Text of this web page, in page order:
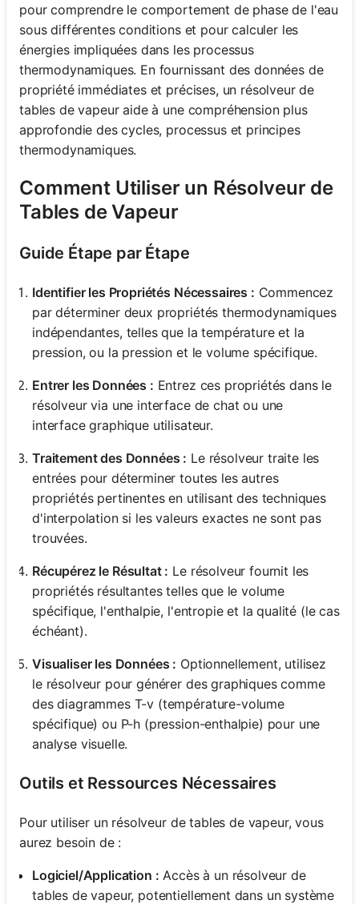
pour comprendre le comportement de phase de l'eau
sous différentes conditions et pour calculer les
énergies impliquées dans les processus
thermodynamiques. En fournissant des données de
propriété immédiates et précises, un résolveur de
tables de vapeur aide à une compréhension plus
approfondie des cycles, processus et principes
thermodynamiques.
Comment Utiliser un Résolveur de
Tables de Vapeur
Guide Étape par Étape
Identifier les Propriétés Nécessaires : Commencez
par déterminer deux propriétés thermodynamiques
indépendantes, telles que la température et la
pression, ou la pression et le volume spécifique.
Entrer les Données : Entrez ces propriétés dans le
résolveur via une interface de chat ou une
interface graphique utilisateur.
Traitement des Données : Le résolveur traite les
entrées pour déterminer toutes les autres
propriétés pertinentes en utilisant des techniques
d'interpolation si les valeurs exactes ne sont pas
trouvées.
Récupérez le Résultat : Le résolveur fournit les
propriétés résultantes telles que le volume
spécifique, l'enthalpie, l'entropie et la qualité (le cas
échéant).
Visualiser les Données : Optionnellement, utilisez
le résolveur pour générer des graphiques comme
des diagrammes T-v (température-volume
spécifique) ou P-h (pression-enthalpie) pour une
analyse visuelle.
Outils et Ressources Nécessaires
Pour utiliser un résolveur de tables de vapeur, vous
aurez besoin de :
Logiciel/Application : Accès à un résolveur de
tables de vapeur, potentiellement dans un système